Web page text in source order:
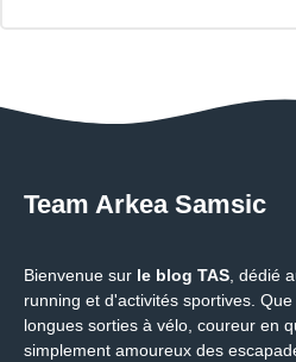
Team Arkea Samsic
Bienvenue sur le blog TAS, dédié
running et d'activités sportives.
longues sorties à vélo, coureur en
simplement amoureux des